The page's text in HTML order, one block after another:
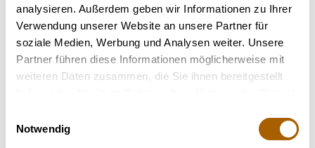
analysieren. Außerdem geben wir Informationen zu Ihrer
Verwendung unserer Website an unsere Partner für
soziale Medien, Werbung und Analysen weiter. Unsere
Partner führen diese Informationen möglicherweise mit
weiteren Daten zusammen, die Sie ihnen bereitgestellt
Notwendig
avaay Signature 34/1 OGC Ocean Grown Cookies
Bestrahlung: Unbestrahlt
Strain: Ocean Grown Cookies
Terpene: Beta-Caryophyllen, Limonen, Linalool, Myrcen
Chronische Schmerzen